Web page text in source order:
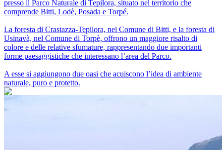
presso il Parco Naturale di Tepilora, situato nel territorio che
comprende Bitti, Lodè, Posada e Torpé.
La foresta di Crastazza-Tepilora, nel Comune di Bitti, e la foresta di
Usinavà, nel Comune di Torpè, offrono un maggiore risalto di
colore e delle relative sfumature, rappresentando due importanti
forme paesaggistiche che interessano l’area del Parco.
A esse si aggiungono due oasi che acuiscono l’idea di ambiente
naturale, puro e protetto.